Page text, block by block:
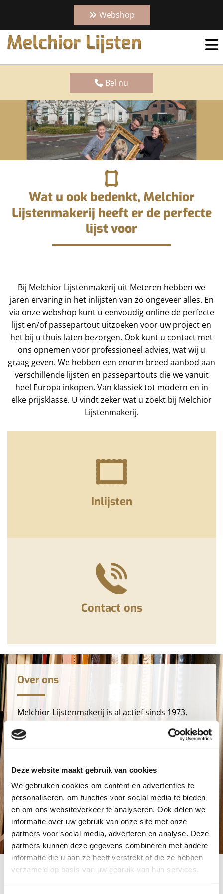
Deze website maakt gebruik van cookies
We gebruiken cookies om content en advertenties te
personaliseren, om functies voor social media te bieden
en om ons websiteverkeer te analyseren. Ook delen we
informatie over uw gebruik van onze site met onze
partners voor social media, adverteren en analyse. Deze
partners kunnen deze gegevens combineren met andere
informatie die u aan ze heeft verstrekt of die ze hebben
verzameld op basis van uw gebruik van hun services.
Webshop
Bel nu
Wat u ook bedenkt, Melchior
Lijstenmakerij heeft er de perfecte
lijst voor
Bij Melchior Lijstenmakerij uit Meteren hebben we
jaren ervaring in het inlijsten van zo ongeveer alles. En
via onze webshop kunt u eenvoudig online de perfecte
lijst en/of passepartout uitzoeken voor uw project en
het bij u thuis laten bezorgen. Ook kunt u contact met
ons opnemen voor professioneel advies, wat wij u
graag geven. We hebben een enorm breed aanbod aan
verschillende lijsten en passepartouts die we vanuit
heel Europa inkopen. Van klassiek tot modern en in
elke prijsklasse. U vindt zeker wat u zoekt bij Melchior
Lijstenmakerij.
Inlijsten
Contact ons
Over ons
Melchior Lijstenmakerij is al actief sinds 1973,
een statig herenhuis in Geldermalsen en sinds
2018 zijn we gevestigd in een fraaie boerderij in
aankomt op inlijsten. Of u nu een traditionele, of
klassieke lijst zoekt voor een erfstuk, of een
moderne print wilt inlijsten, bij Melchior
Lijstenmakerij helpen we u graag met gedegen
advies en vriendelijke prijzen.
Kom langs of bezoek onze webshop